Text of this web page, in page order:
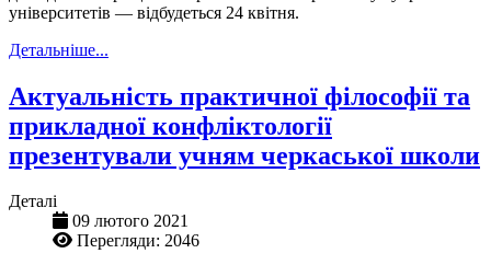
університетів — відбудеться 24 квітня.
Детальніше...
Актуальність практичної філософії та
прикладної конфліктології
презентували учням черкаської школи
Деталі
09 лютого 2021
Перегляди: 2046